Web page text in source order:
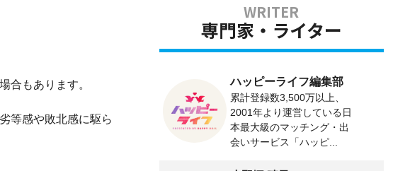
合もあります。
等感や敗北感に駆ら
専門家・ライター
ハッピーライフ編集部
累計登録数3,500万以上、
2001年より運営している日
本最大級のマッチング・出
会いサービス「ハッピ...